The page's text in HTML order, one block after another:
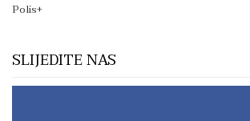
Polis+
SLIJEDITE NAS